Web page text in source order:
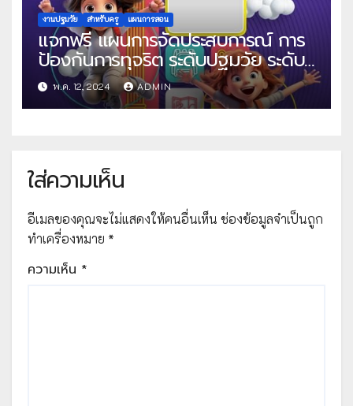
งานปฐมวัย สำหรับครู แผนการสอน
แจกฟรี แผนการจัดประสบการณ์ การ
ป้องกันการทุจริต ระดับปฐมวัย ระดับ
ก่อนวัยเรียน ไฟล์ Word แก้ไขได้ โดย
ครูดา ดาโบกี้
พ.ค. 12, 2024 ADMIN
ใส่ความเห็น
อีเมลของคุณจะไม่แสดงให้คนอื่นเห็น ช่องข้อมูลจำเป็นถูก
ทำเครื่องหมาย *
ความเห็น *